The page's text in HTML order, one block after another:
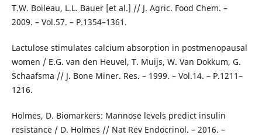
T.W. Boileau, L.L. Bauer [et al.] // J. Agric. Food Chem. –
2009. – Vol.57. – Р.1354–1361.
Lactulose stimulates calcium absorption in postmenopausal
women / E.G. van den Heuvel, T. Muijs, W. Van Dokkum, G.
Schaafsma // J. Bone Miner. Res. – 1999. – Vol.14. – Р.1211–
1216.
Holmes, D. Biomarkers: Mannose levels predict insulin
resistance / D. Holmes // Nat Rev Endocrinol. – 2016. –